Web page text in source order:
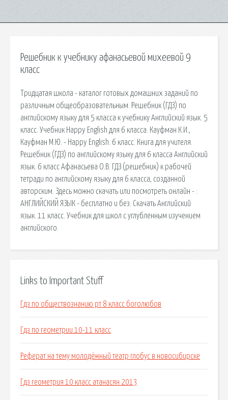
Решебник к учебнику афанасьевой михеевой 9
класс
Тридцатая школа - каталог готовых домашних заданий по
различным общеобразовательным. Решебник (ГДЗ) по
английскому языку для 5 класса к учебнику Английский язык. 5
класс. Учебник Happy English для 6 класса. Кауфман К.И.,
Кауфман М.Ю. - Happy English. 6 класс. Книга для учителя.
Решебник (ГДЗ) по английскому языку для 6 класса Английский
язык. 6 класс Афанасьева О.В. ГДЗ (решебник) к рабочей
тетради по английскому языку для 6 класса, созданной
авторским. Здесь можно скачать или посмотреть онлайн - :
АНГЛИЙСКИЙ ЯЗЫК - бесплатно и без. Скачать Английский
язык. 11 класс. Учебник для школ с углубленным изучением
английского.
Links to Important Stuff
Гдз по обществознанию рт 8 класс боголюбов
Гдз по геометрии.10-11 класс
Реферат на тему молодёжный театр глобус в новосибирске
Гдз геометрия 10 класс атанасян 2013